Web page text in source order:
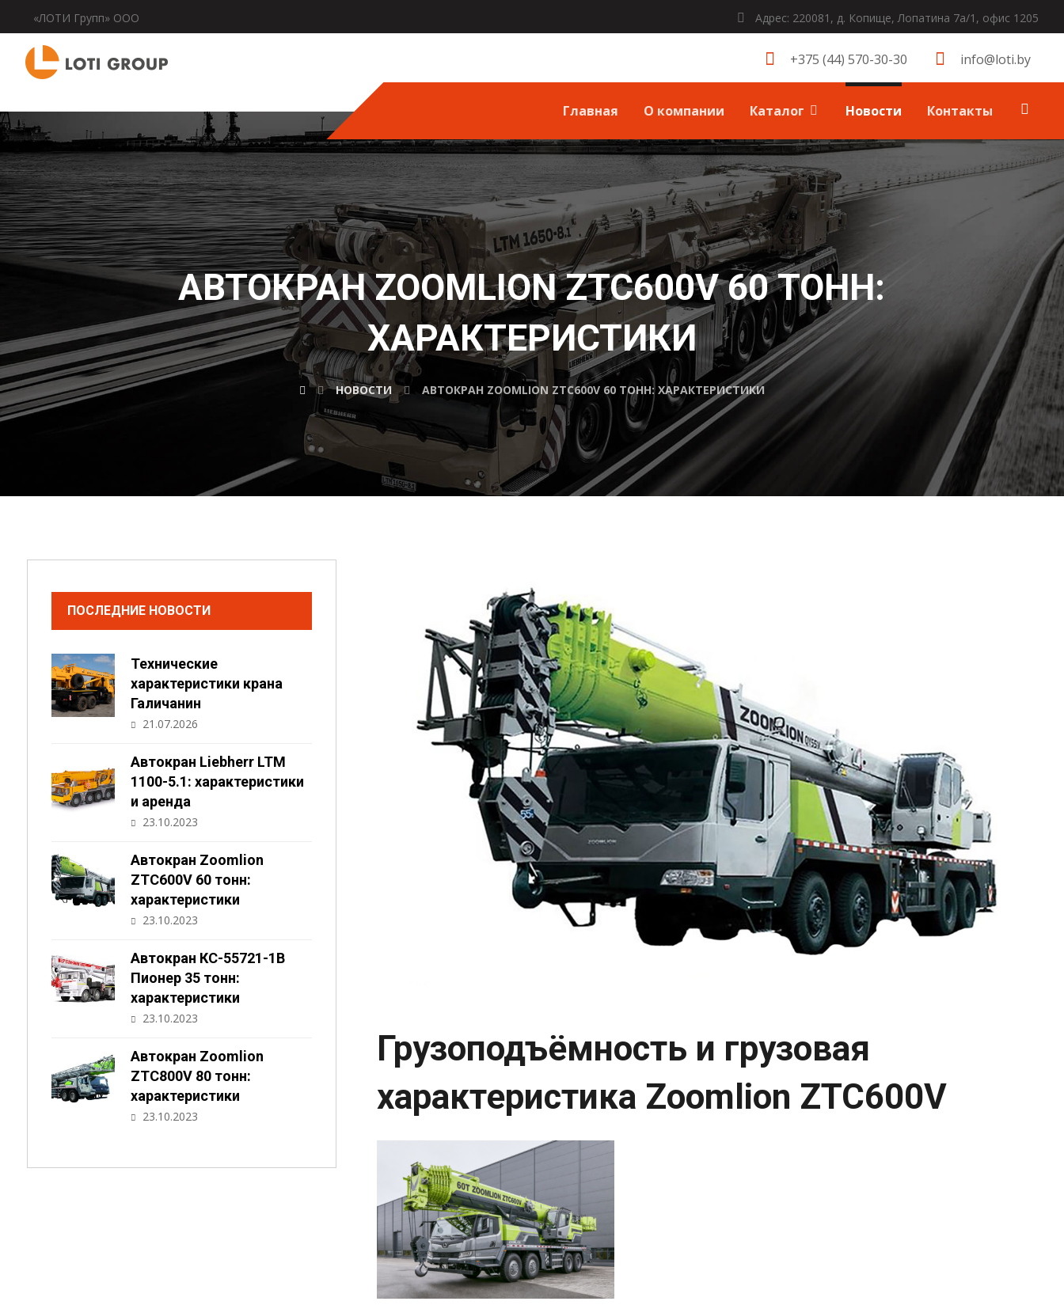
«ЛОТИ Групп» ООО Адрес: 220081, д. Копище, Лопатина 7а/1, офис 1205
info@loti.by
+375 (44) 570-30-30
Главная О компании Каталог Новости Контакты
АВТОКРАН ZOOMLION ZTC600V 60 ТОНН:
ХАРАКТЕРИСТИКИ
НОВОСТИ АВТОКРАН ZOOMLION ZTC600V 60 ТОНН: ХАРАКТЕРИСТИКИ
Грузоподъёмность и грузовая
характеристика Zoomlion ZTC600V
ПОСЛЕДНИЕ НОВОСТИ
Технические
характеристики крана
Галичанин
21.07.2026
Автокран Liebherr LTM
1100-5.1: характеристики
и аренда
23.10.2023
Автокран Zoomlion
ZTC600V 60 тонн:
характеристики
23.10.2023
Автокран КС-55721-1В
Пионер 35 тонн:
характеристики
23.10.2023
Автокран Zoomlion
ZTC800V 80 тонн:
характеристики
23.10.2023